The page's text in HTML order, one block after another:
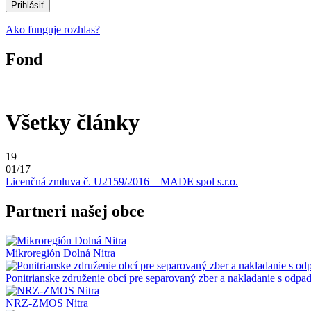
Ako funguje rozhlas?
Fond
Všetky články
19
01/17
Licenčná zmluva č. U2159/2016 – MADE spol s.r.o.
Partneri našej obce
Mikroregión Dolná Nitra
Ponitrianske združenie obcí pre separovaný zber a nakladanie s
NRZ-ZMOS Nitra